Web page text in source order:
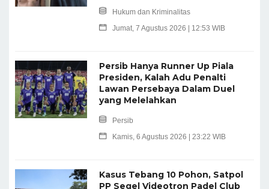
Hukum dan Kriminalitas
Jumat, 7 Agustus 2026 | 12:53 WIB
Persib Hanya Runner Up Piala
Presiden, Kalah Adu Penalti
Lawan Persebaya Dalam Duel
yang Melelahkan
Persib
Kamis, 6 Agustus 2026 | 23:22 WIB
Kasus Tebang 10 Pohon, Satpol
PP Segel Videotron Padel Club